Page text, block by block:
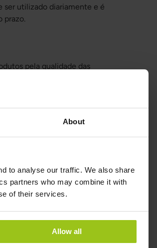
About
to analyse our traffic. We also share
partners who may combine it with
of their services.
Allow all
utilizado diariamente e é
prazo.
pela qualidade das
e as articulações.
e em situações de